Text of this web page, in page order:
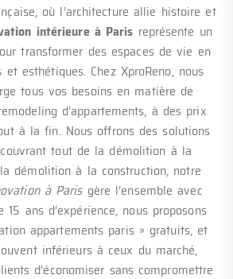
où l’architecture allie histoire et
intérieure à Paris représente un
transformer des espaces de vie en
esthétiques. Chez XproReno, nous
tous vos besoins en matière de
d’appartements, à des prix
à la fin. Nous offrons des solutions
tout de la démolition à la
démolition à la construction, notre
à Parisgère l’ensemble avec
ans d’expérience, nous proposons
appartements paris » gratuits, et
inférieurs à ceux du marché,
d’économiser sans compromettre